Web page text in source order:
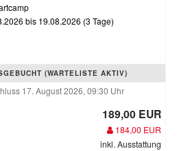
bis 19.08.2026 (3 Tage)
(WARTELISTE AKTIV)
17. August 2026, 09:30 Uhr
189,00 EUR
184,00 EUR
inkl. Ausstattung